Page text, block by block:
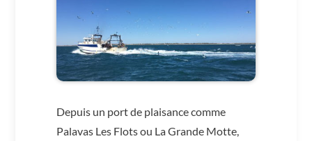
Depuis un port de plaisance comme
Palavas Les Flots ou La Grande Motte,